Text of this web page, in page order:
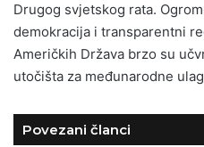
Drugog svjetskog rata.
demokracija i transparentni
Američkih Država brzo su
utočišta za međunarodne
Povezani članci